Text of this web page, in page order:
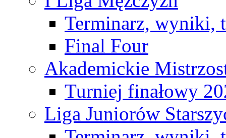
Terminarz, wyniki,
Final Four
Akademickie
Turniej finałowy
Liga Juniorów